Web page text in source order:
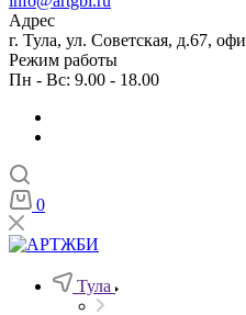
Адрес
г. Тула, ул. Советская, д.67,
Режим работы
Пн - Вс: 9.00 - 18.00
0
Тула